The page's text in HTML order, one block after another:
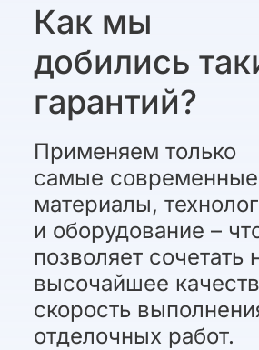
Как мы
добились
гарантий?
Применяем только
самые современные
материалы,
и оборудование –
позволяет сочетать
высочайшее
скорость
отделочных работ.